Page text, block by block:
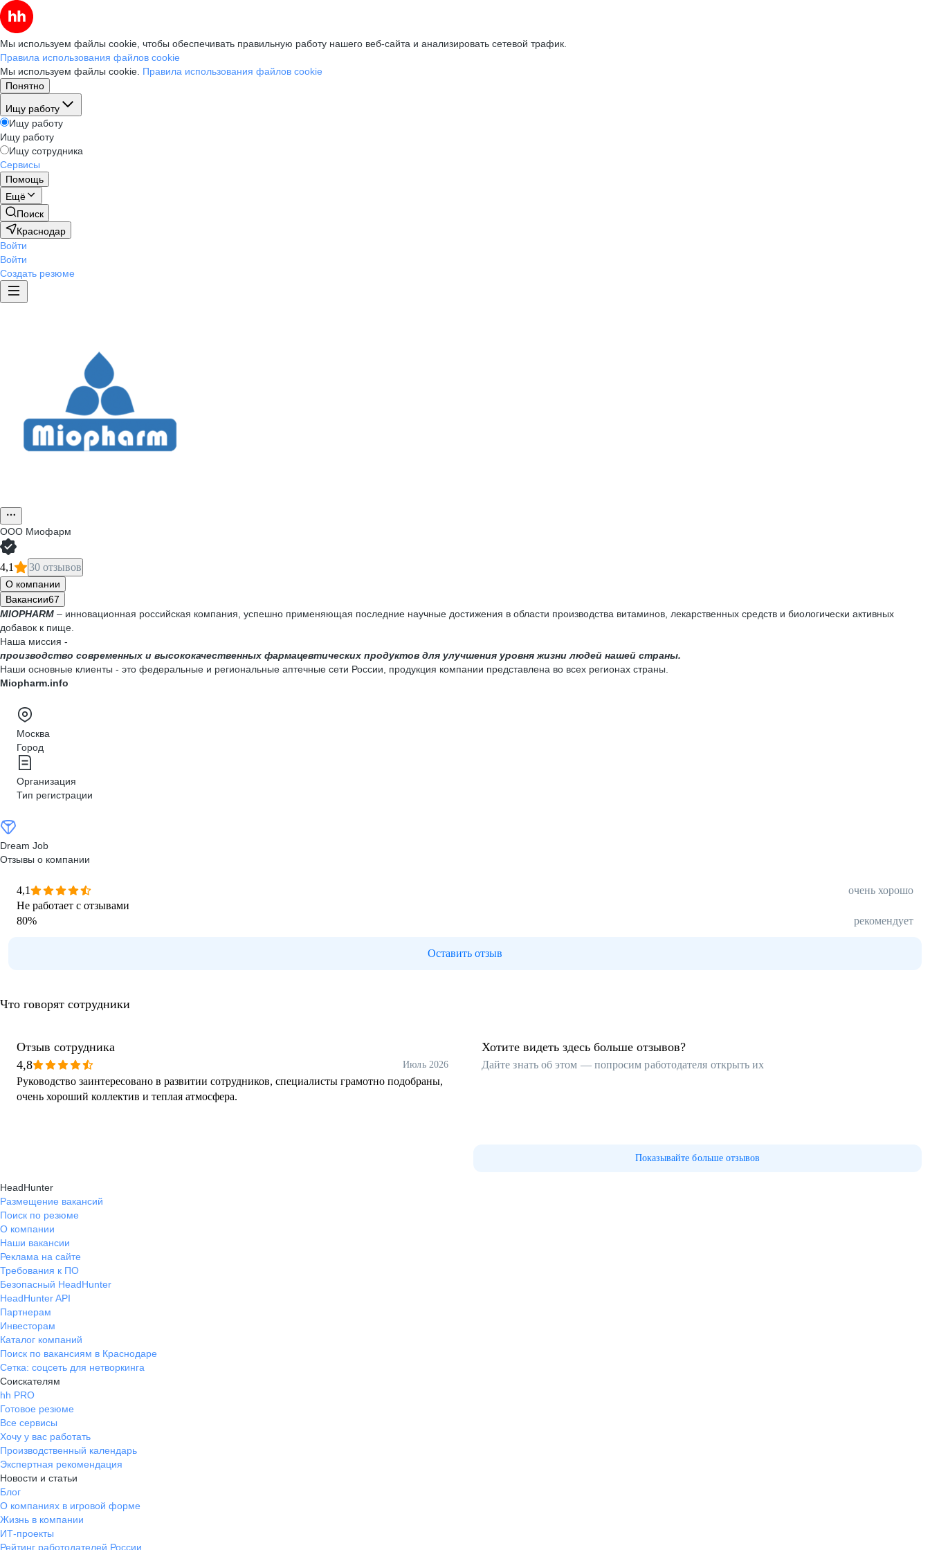
Мы используем файлы cookie, чтобы обеспечивать правильную работу нашего веб-сайта и анализировать сетевой трафик.
Правила использования файлов cookie
Мы используем файлы cookie. Правила использования файлов cookie
Понятно
Ищу работу
Ищу работу
Ищу работу
Ищу сотрудника
Сервисы
Помощь
Ещё
Поиск
Краснодар
Войти
Войти
Создать резюме
ООО Миофарм
4,1 30 отзывов
О компании
Вакансии67
MIOPHARM – инновационная российская компания, успешно применяющая последние научные достижения в области производства витаминов, лекарственных средств и биологически активных
добавок к пище.
Наша миссия -
производство современных и высококачественных фармацевтических продуктов для улучшения уровня жизни людей нашей страны.
Наши основные клиенты - это федеральные и региональные аптечные сети России, продукция компании представлена во всех регионах страны.
Miopharm.info
Москва
Город
Организация
Тип регистрации
Dream Job
Отзывы о компании
4,1
очень хорошо
Не работает с отзывами
80% рекомендует
Оставить отзыв
Что говорят сотрудники
Отзыв сотрудника
4,8
Июль 2026
Руководство заинтересовано в развитии сотрудников, специалисты грамотно подобраны,
очень хороший коллектив и теплая атмосфера.
Хотите видеть здесь больше отзывов?
Дайте знать об этом — попросим работодателя открыть их
Показывайте больше отзывов
HeadHunter
Размещение вакансий
Поиск по резюме
О компании
Наши вакансии
Реклама на сайте
Требования к ПО
Безопасный HeadHunter
HeadHunter API
Партнерам
Инвесторам
Каталог компаний
Поиск по вакансиям в Краснодаре
Сетка: соцсеть для нетворкинга
Соискателям
hh PRO
Готовое резюме
Все сервисы
Хочу у вас работать
Производственный календарь
Экспертная рекомендация
Новости и статьи
Блог
О компаниях в игровой форме
Жизнь в компании
ИТ-проекты
Рейтинг работодателей России